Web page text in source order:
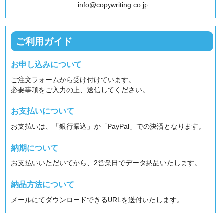
info@copywriting.co.jp
ご利用ガイド
お申し込みについて
ご注文フォームから受け付けています。
必要事項をご入力の上、送信してください。
お支払いについて
お支払いは、「銀行振込」か「PayPal」での決済となります。
納期について
お支払いいただいてから、2営業日でデータ納品いたします。
納品方法について
メールにてダウンロードできるURLを送付いたします。